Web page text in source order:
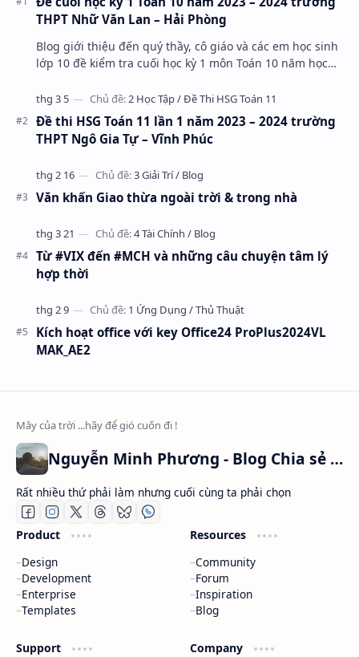
THPT Nhữ Văn Lan – Hải Phòng
Blog giới thiệu đến quý thầy, cô giáo và các em học sinh
lớp 10 đề kiểm tra cuối học kỳ 1 môn Toán 10 năm học
Đề thi HSG Toán 11 lần 1 năm 2023 – 2024 trường
THPT Ngô Gia Tự – Vĩnh Phúc
Văn khấn Giao thừa ngoài trời & trong nhà
Từ #VIX đến #MCH và những câu chuyện tâm lý
hợp thời
Kích hoạt office với key Office24 ProPlus2024VL
MAK_AE2
Nguyễn Minh Phương - Blog Chia sẻ Kiến thức Chứng khoán & Tài liệu Toán học
Rất nhiều thứ phải làm nhưng cuối cùng ta phải chọn
Product
Design
Development
Enterprise
Templates
Resources
Community
Forum
Inspiration
Blog
Support Company